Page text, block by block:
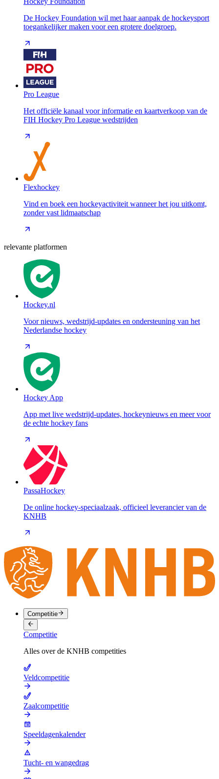
De Hockey Foundation wil met haar aanpak de hockeysport
toegankelijker maken voor een grotere doelgroep.
Pro League
Het officiële kanaal voor informatie en kaartverkoop van de
FIH Hockey Pro League wedstrijden
Flexhockey
Vind en boek een hockeyactiviteit wanneer het jou uitkomt,
zonder vast lidmaatschap
relevante platformen
Hockey.nl
Voor nieuws, wedstrijd-updates en ondersteuning van het
Nederlandse hockey
Hockey App
App met live wedstrijd-updates, hockeynieuws en meer voor
de echte hockey fans
PassaHockey
De online hockey-speciaalzaak, officieel leverancier van de
KNHB
Competitie
Competitie
Alles over de KNHB competities
Veldcompetitie
Zaalcompetitie
Speeldagenkalender
Tucht- en wangedrag